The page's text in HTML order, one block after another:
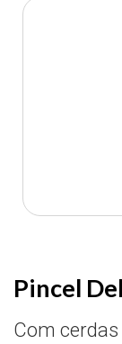
Pincel
Com